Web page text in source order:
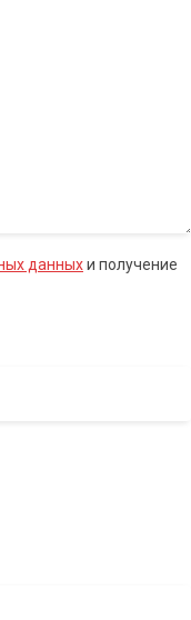
данныхи получение